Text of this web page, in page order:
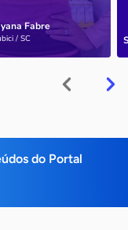
Fabre
/ SC
do Portal